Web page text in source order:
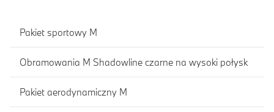
Pakiet sportowy M
Obramowania M Shadowline czarne na wysoki połysk
Pakiet aerodynamiczny M